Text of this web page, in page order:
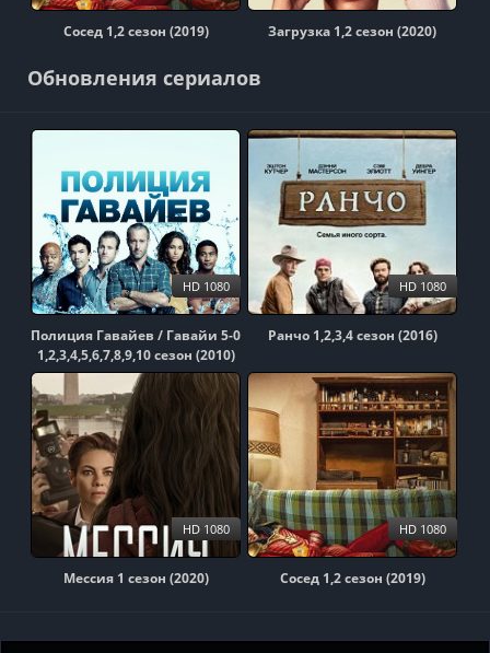
Сосед 1,2 сезон (2019) Загрузка 1,2 сезон (2020)
Обновления сериалов
Полиция Гавайев / Гавайи 5-0
1,2,3,4,5,6,7,8,9,10 сезон (2010)
HD 1080
Ранчо 1,2,3,4 сезон (2016)
HD 1080
Мессия 1 сезон (2020)
HD 1080
Сосед 1,2 сезон (2019)
HD 1080